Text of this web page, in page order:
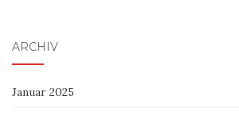
ARCHIV
Januar 2025